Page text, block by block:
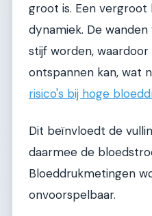
groot is. Een
dynamiek. De
stijf worden,
ontspannen kan, wat
risico's bij hoge
Dit beïnvloedt de
daarmee de
Bloeddrukmetingen
onvoorspelbaar.